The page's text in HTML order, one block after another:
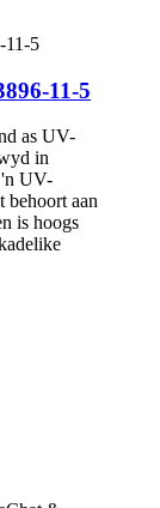
11-5
as UV-
in
'n UV-
behoort aan
is hoogs